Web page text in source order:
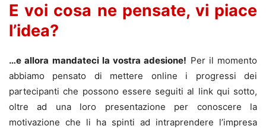
E voi cosa ne pensate, vi piace
l’idea?
…e allora mandateci la vostra adesione! Per il momento
abbiamo pensato di mettere online i progressi dei
partecipanti che possono essere seguiti al link qui sotto,
oltre ad una loro presentazione per conoscere la
motivazione che li ha spinti ad intraprendere l’impresa